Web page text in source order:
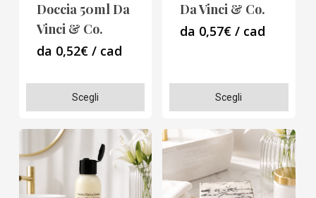
pagina
del
prodotto
pagina
del
Scegli
prodotto
ha
più
varianti.
Le
Doccia 50ml Da
Vinci & Co.
da 0,52€ / cad
Scegli
prodotto
più
Le
Da Vinci & Co.
da 0,57€ / cad